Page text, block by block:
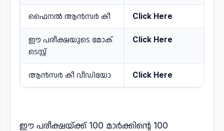
ഫൈനൽ ആൻസർ കീ Click Here
ഈ പരീക്ഷയുടെ മോക്
ടെസ്റ്റ്
Click Here
ആൻസർ കീ വീഡിയോ Click Here
ഈ പരീക്ഷയ്ക്ക് 100 മാർക്കിന്റെ 100